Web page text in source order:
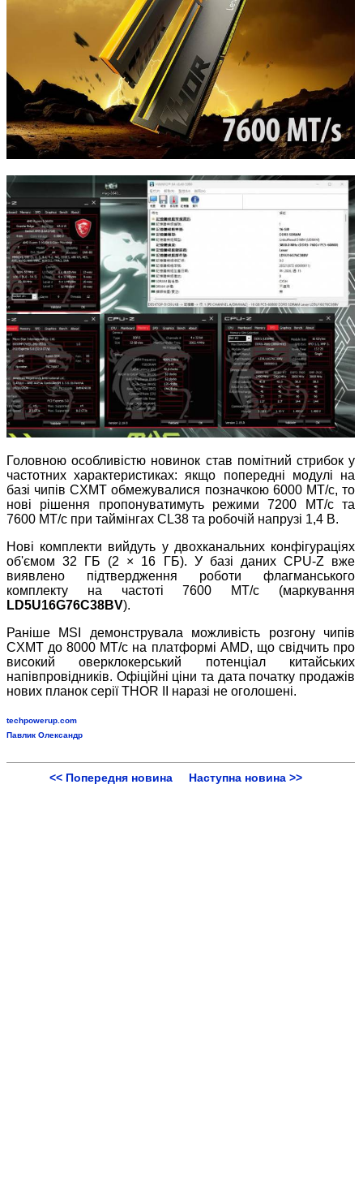
Головною особливістю новинок став помітний стрибок у
частотних характеристиках: якщо попередні модулі на
базі чипів CXMT обмежувалися позначкою 6000 МТ/с, то
нові рішення пропонуватимуть режими 7200 МТ/с та
7600 МТ/с при таймінгах CL38 та робочій напрузі 1,4 В.
Нові комплекти вийдуть у двохканальних конфігураціях
об'ємом 32
ГБ (2 × 16 ГБ). У базі даних CPU-Z вже
виявлено підтвердження роботи флагманського
комплекту на частоті 7600 МТ/с (маркування
LD5U16G76C38BV).
Раніше MSI демонструвала можливість розгону чипів
CXMT до 8000 МТ/с на платформі AMD, що свідчить про
високий оверклокерський потенціал китайських
напівпровідників. Офіційні ціни та дата початку продажів
нових планок серії THOR II наразі не оголошені.
techpowerup.com
Павлик Олександр
<< Попередня новина Наступна новина >>